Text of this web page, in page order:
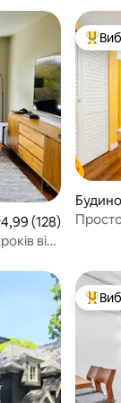
оцінка:
4,99 (128)
від
Топ
Топ